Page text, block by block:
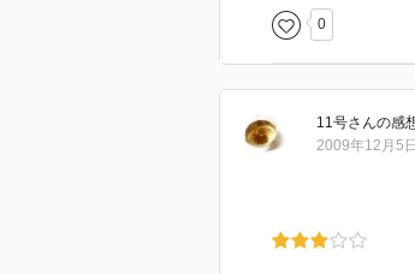
0
11号さんの感
2009年12月5日